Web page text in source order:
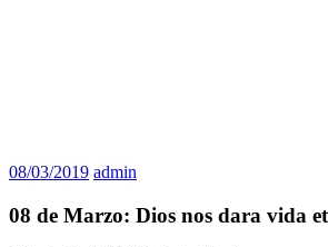
08/03/2019 admin
08 de Marzo: Dios nos dara vida